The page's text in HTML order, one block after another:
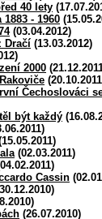
40 lety
- 1960
(03.04.2012)
Dračí (13.03.2012)
2000
Čechoslováci
být každý
(02.03.2011)
Cassin
(26.07.2010)